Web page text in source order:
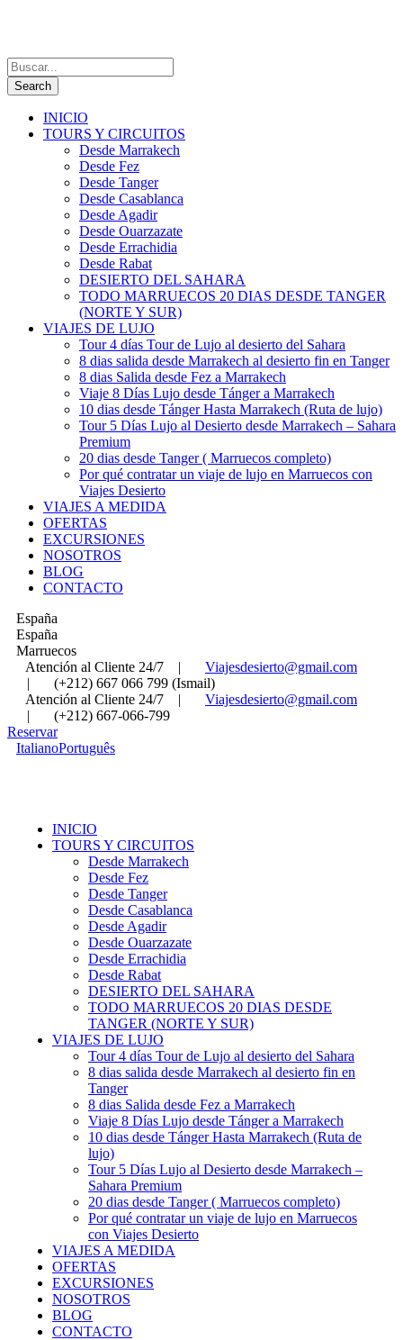
INICIO
TOURS Y CIRCUITOS
Desde Marrakech
Desde Fez
Desde Tanger
Desde Casablanca
Desde Agadir
Desde Ouarzazate
Desde Errachidia
Desde Rabat
DESIERTO DEL SAHARA
TODO MARRUECOS 20 DIAS DESDE TANGER
(NORTE Y SUR)
VIAJES DE LUJO
Tour 4 días Tour de Lujo al desierto del Sahara
8 dias salida desde Marrakech al desierto fin en Tanger
8 dias Salida desde Fez a Marrakech
Viaje 8 Días Lujo desde Tánger a Marrakech
10 dias desde Tánger Hasta Marrakech (Ruta de lujo)
Tour 5 Días Lujo al Desierto desde Marrakech – Sahara
Premium
20 dias desde Tanger ( Marruecos completo)
Por qué contratar un viaje de lujo en Marruecos con
Viajes Desierto
VIAJES A MEDIDA
OFERTAS
EXCURSIONES
NOSOTROS
BLOG
CONTACTO
España
España
Marruecos
Atención al Cliente 24/7
|
Viajesdesierto@gmail.com
|
(+212) 667 066 799 (Ismail)
Atención al Cliente 24/7
|
Viajesdesierto@gmail.com
|
(+212) 667-066-799
Reservar
ItalianoPortuguês
INICIO
TOURS Y CIRCUITOS
Desde Marrakech
Desde Fez
Desde Tanger
Desde Casablanca
Desde Agadir
Desde Ouarzazate
Desde Errachidia
Desde Rabat
DESIERTO DEL SAHARA
TODO MARRUECOS 20 DIAS DESDE
TANGER (NORTE Y SUR)
VIAJES DE LUJO
Tour 4 días Tour de Lujo al desierto del Sahara
8 dias salida desde Marrakech al desierto fin en
Tanger
8 dias Salida desde Fez a Marrakech
Viaje 8 Días Lujo desde Tánger a Marrakech
10 dias desde Tánger Hasta Marrakech (Ruta de
lujo)
Tour 5 Días Lujo al Desierto desde Marrakech –
Sahara Premium
20 dias desde Tanger ( Marruecos completo)
Por qué contratar un viaje de lujo en Marruecos
con Viajes Desierto
VIAJES A MEDIDA
OFERTAS
EXCURSIONES
NOSOTROS
BLOG
CONTACTO